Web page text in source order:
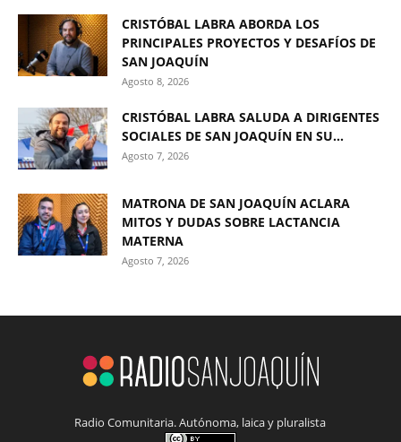
CRISTÓBAL LABRA ABORDA LOS
PRINCIPALES PROYECTOS Y DESAFÍOS DE
SAN JOAQUÍN
Agosto 8, 2026
CRISTÓBAL LABRA SALUDA A DIRIGENTES
SOCIALES DE SAN JOAQUÍN EN SU...
Agosto 7, 2026
MATRONA DE SAN JOAQUÍN ACLARA
MITOS Y DUDAS SOBRE LACTANCIA
MATERNA
Agosto 7, 2026
Radio Comunitaria. Autónoma, laica y pluralista